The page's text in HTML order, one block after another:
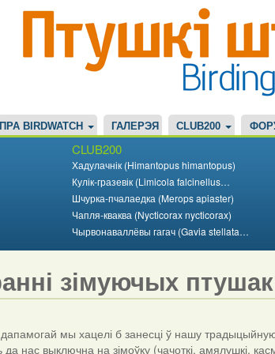
ПРА BIRDWATCH ГАЛЕРЭЯ CLUB200
CLUB200
Хадулачнік (Himantopus himantopus)
Кулік-гразевік (Limicola falcinellus…
Шчурка-пчалаедка (Merops apiaster)
Чапля-кваква (Nycticorax nycticorax)
Чырвонаваллёвы гагач (Gavia stellata…
зімуючых
мы хацелі б занесці ў нашу традыцыйную
нас выключна на зімоўку (чачоткі, амялушкі,